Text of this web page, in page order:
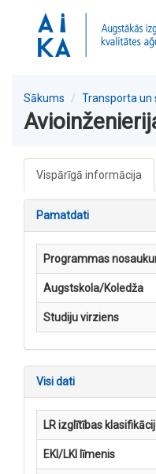
Sākums Transporta un
Vispārīgā informācija
Pamatdati
Programmas
Augstskola/Koledža
Studiju virziens
Visi dati
LR izglītības
EKI/LKI līmenis